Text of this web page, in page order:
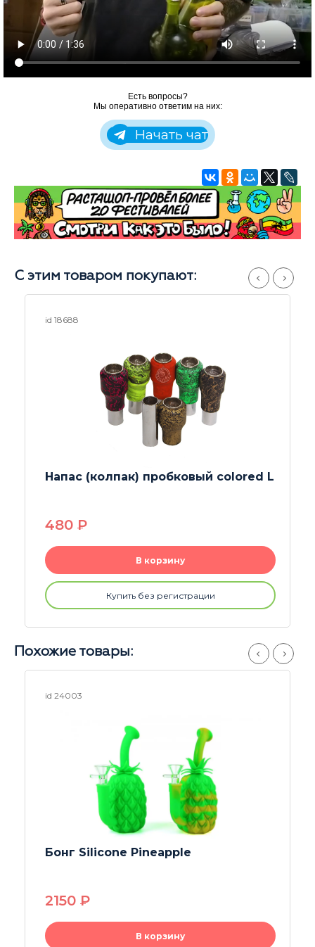
Есть вопросы?
Мы оперативно ответим на них:
Начать чат
С этим товаром покупают:
id 26116
Напас (колпак) Yellow
370 P
В корзину
Купить без регистрации
Похожие товары:
id 23999
Бонг Miyazaki
1550 P
В корзину